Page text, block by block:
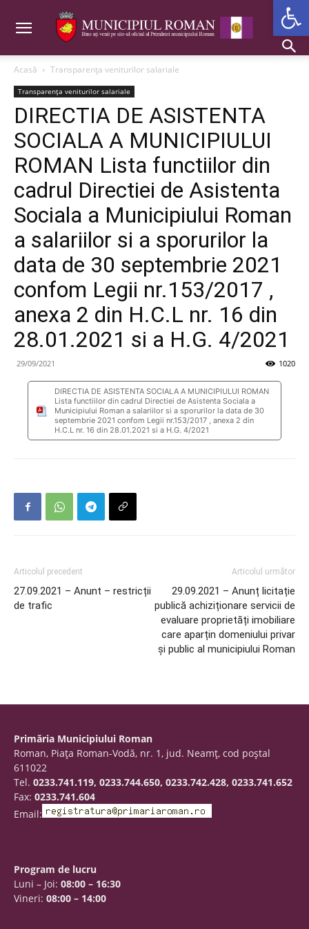
Acasă Transparența veniturilor salariale
Transparența veniturilor salariale
DIRECTIA DE ASISTENTA
SOCIALA A MUNICIPIULUI
ROMAN Lista functiilor din
cadrul Directiei de Asistenta
Sociala a Municipiului Roman
a salariilor si a sporurilor la
data de 30 septembrie 2021
confom Legii nr.153/2017 ,
anexa 2 din H.C.L nr. 16 din
28.01.2021 si a H.G. 4/2021
29/09/2021 1020
DIRECTIA DE ASISTENTA SOCIALA A MUNICIPIULUI ROMAN
Lista functiilor din cadrul Directiei de Asistenta Sociala a
Municipiului Roman a salariilor si a sporurilor la data de 30
septembrie 2021 confom Legii nr.153/2017 , anexa 2 din
H.C.L nr. 16 din 28.01.2021 si a H.G. 4/2021
Articolul precedent
27.09.2021 – Anunt – restricții
de trafic
Articolul următor
29.09.2021 – Anunț licitație
publică achiziționare servicii de
evaluare proprietăți imobiliare
care aparțin domeniului privar
și public al municipiului Roman
Primăria Municipiului Roman
Roman, Piaţa Roman-Vodă, nr. 1, jud. Neamţ, cod poştal
611022
Tel. 0233.741.119, 0233.744.650, 0233.742.428, 0233.741.652
Fax: 0233.741.604
Email:
Program de lucru
Luni – Joi: 08:00 – 16:30
Vineri: 08:00 – 14:00